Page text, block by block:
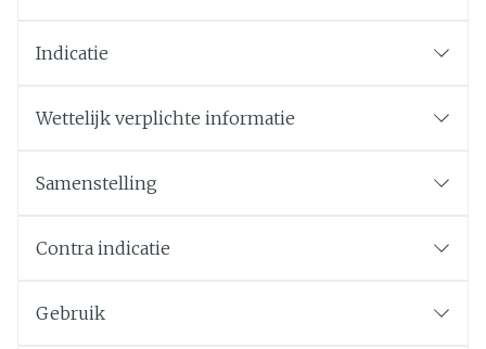
Indicatie
Wettelijk verplichte informatie
Samenstelling
Contra indicatie
Gebruik